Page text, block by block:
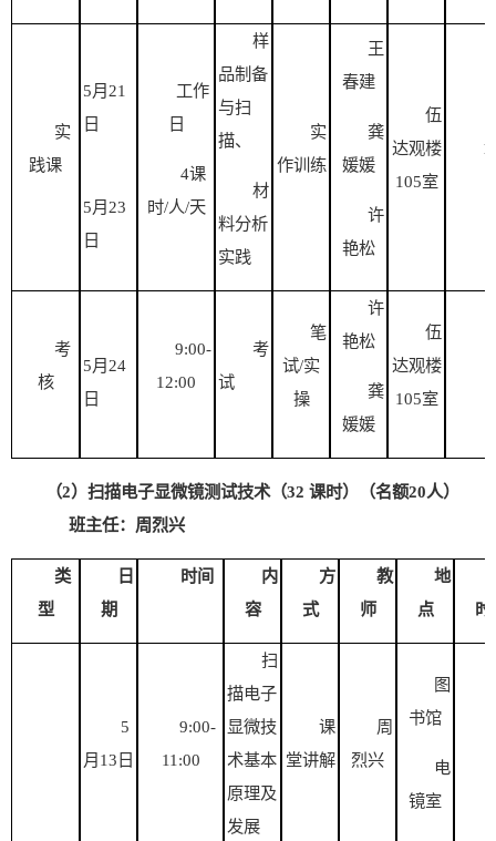
实
践课
5月 21
日
5月 23
日
工作
日
4课
时/人/天
样
品制备
与扫
描、
材
料分析
实践
实
作训练
王
春建
龚
媛媛
许
艳松
伍
达观楼
105室
考
核
5月 24
日
9:00-
12:00
考
试
笔
试/实
操
许
艳松
龚
媛媛
伍
达观楼
105室
（2）扫描电子显微镜测试技术（32 课时）（名额20人）
班主任：周烈兴
类
型
日
期
时间
内
容
方
式
教
师
地
点
时
5
月 13日
9:00-
11 :00
扫
描电子
显微技
术基本
原理及
发展
课
堂讲解
周
烈兴
图
书馆
电
镜室